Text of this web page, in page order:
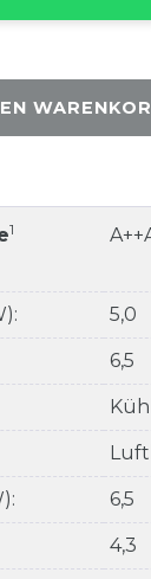
1
5,0
6,5
6,5
4,3